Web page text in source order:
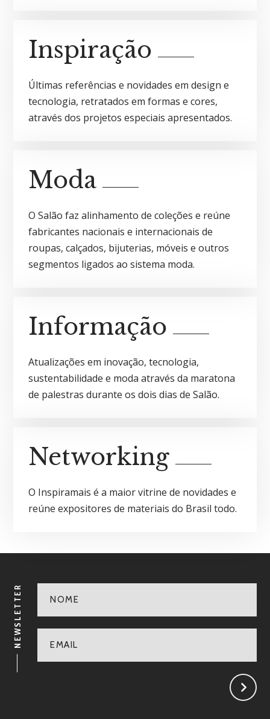
Inspiração
Últimas referências e novidades em design e
tecnologia, retratados em formas e cores,
através dos projetos especiais apresentados.
Moda
O Salão faz alinhamento de coleções e reúne
fabricantes nacionais e internacionais de
roupas, calçados, bijuterias, móveis e outros
segmentos ligados ao sistema moda.
Informação
Atualizações em inovação, tecnologia,
sustentabilidade e moda através da maratona
de palestras durante os dois dias de Salão.
Networking
O Inspiramais é a maior vitrine de novidades e
reúne expositores de materiais do Brasil todo.
NEWSLETTER